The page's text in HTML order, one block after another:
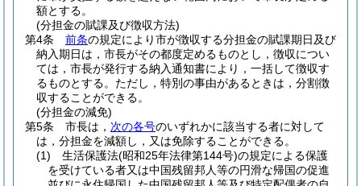
額とする。
(分担金の賦課及び徴収方法)
第4条
前条の規定により市が徴収する分担金の賦課期日及び
納入期日は，市長がその都度定めるものとし，徴収につい
ては，市長が発行する納入通知書により，一括して徴収す
るものとする。 ただし，特別の事由があるときは，分割徴
収することができる。
(分担金の減免)
第5条
市長は， 次の各号のいずれかに該当する者に対して
は，分担金を減額し，又は免除することができる。
(1)
生活保護法(昭和25年法律第144号)の規定による保護
を受けている者又は中国残留邦人等の円滑な帰国の促進